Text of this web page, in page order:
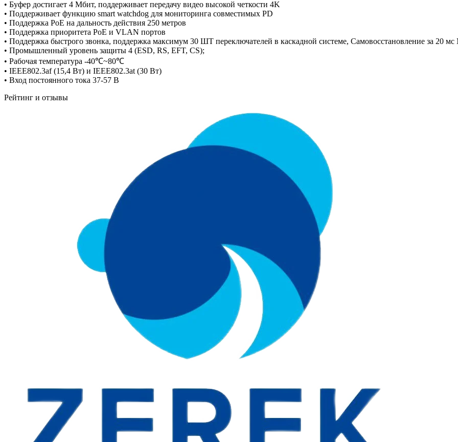
• Буфер достигает 4 Мбит, поддерживает передачу видео высокой четкости 4K
• Поддерживает функцию smart watchdog для мониторинга совместимых PD
• Поддержка PoE на дальность действия 250 метров
• Поддержка приоритета PoE и VLAN портов
• Поддержка быстрого звонка, поддержка максимум 30 ШТ переключателей в каскадной системе, Самовосстановление за 20
• Промышленный уровень защиты 4 (ESD, RS, EFT, CS);
• Рабочая температура -40℃~80℃
• IEEE802.3af (15,4 Вт) и IEEE802.3at (30 Вт)
• Вход постоянного тока 37-57 В
Рейтинг и отзывы